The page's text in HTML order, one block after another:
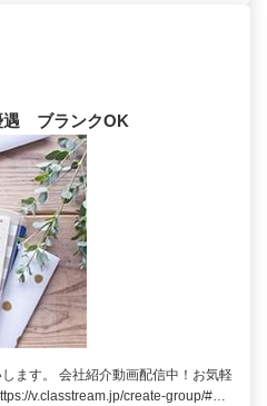
遇 ブランクOK
ます。 会社紹介動画配信中！お気軽
v.classtream.jp/create-group/#…